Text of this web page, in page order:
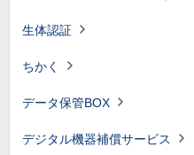
生体認証
ちかく
データ保管BOX
デジタル機器補償サービス